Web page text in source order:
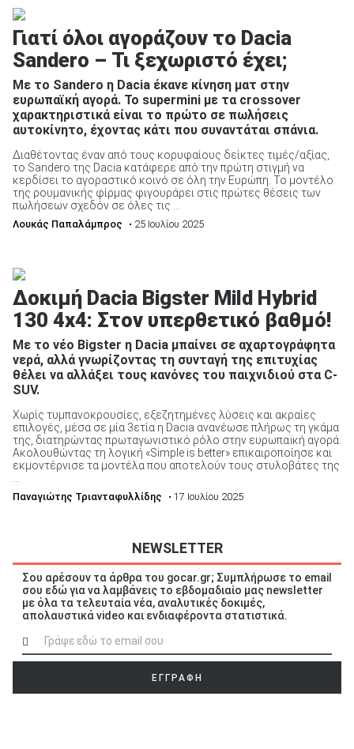
Γιατί όλοι αγοράζουν το Dacia
Sandero – Τι ξεχωριστό έχει;
Με το Sandero η Dacia έκανε κίνηση ματ στην
ευρωπαϊκή αγορά. Το supermini με τα crossover
χαρακτηριστικά είναι το πρώτο σε πωλήσεις
αυτοκίνητο, έχοντας κάτι που συναντάται σπάνια.
Διαθέτοντας έναν από τους κορυφαίους δείκτες τιμές/αξίας,
το Sandero της Dacia κατάφερε από την πρώτη στιγμή να
κερδίσει το αγοραστικό κοινό σε όλη την Ευρώπη. Το μοντέλο
της ρουμανικής φίρμας φιγουράρει στις πρώτες θέσεις των
πωλήσεων σχεδόν σε όλες τις ...
Λουκάς Παπαλάμπρος • 25 Ιουλίου 2025
Δοκιμή Dacia Bigster Mild Hybrid
130 4x4: Στον υπερθετικό βαθμό!
Με το νέο Bigster η Dacia μπαίνει σε αχαρτογράφητα
νερά, αλλά γνωρίζοντας τη συνταγή της επιτυχίας
θέλει να αλλάξει τους κανόνες του παιχνιδιού στα C-
SUV.
Χωρίς τυμπανοκρουσίες, εξεζητημένες λύσεις και ακραίες
επιλογές, μέσα σε μία 3ετία η Dacia ανανέωσε πλήρως τη γκάμα
της, διατηρώντας πρωταγωνιστικό ρόλο στην ευρωπαϊκή αγορά.
Ακολουθώντας τη λογική «Simple is better» επικαιροποίησε και
εκμοντέρνισε τα μοντέλα που αποτελούν τους στυλοβάτες της
Παναγιώτης Τριανταφυλλίδης • 17 Ιουλίου 2025
NEWSLETTER
Σου αρέσουν τα άρθρα του gocar.gr; Συμπλήρωσε το email
σου εδώ για να λαμβάνεις το εβδομαδιαίο μας newsletter
με όλα τα τελευταία νέα, αναλυτικές δοκιμές,
απολαυστικά video και ενδιαφέροντα στατιστικά.
ΕΓΓΡΑΦΗ